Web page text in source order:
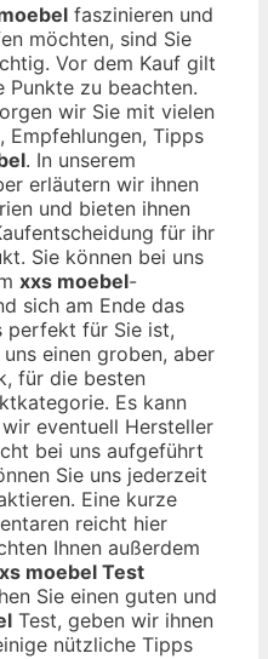
faszinieren und
möchten, sind Sie
Vor dem Kauf gilt
Punkte zu beachten.
wir Sie mit vielen
Empfehlungen, Tipps
. In unserem
erläutern wir ihnen
und bieten ihnen
für ihr
Sie können bei uns
xxs moebel-
sich am Ende das
perfekt für Sie ist,
einen groben, aber
für die besten
Es kann
eventuell Hersteller
bei uns aufgeführt
Sie uns jederzeit
Eine kurze
reicht hier
Ihnen außerdem
moebel Test
Sie einen guten und
Test, geben wir ihnen
nützliche Tipps